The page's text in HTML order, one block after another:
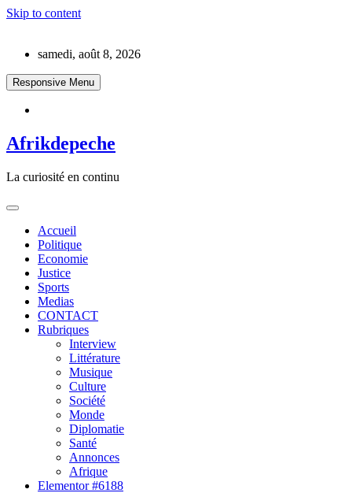
Skip to content
samedi, août 8, 2026
Responsive Menu
Afrikdepeche
La curiosité en continu
Accueil
Politique
Economie
Justice
Sports
Medias
CONTACT
Rubriques
Interview
Littérature
Musique
Culture
Société
Monde
Diplomatie
Santé
Annonces
Afrique
Elementor #6188